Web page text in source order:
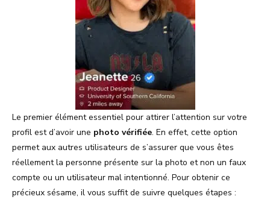
Le premier élément essentiel pour attirer l’attention sur votre
profil est d’avoir une photo vérifiée. En effet, cette option
permet aux autres utilisateurs de s’assurer que vous êtes
réellement la personne présente sur la photo et non un faux
compte ou un utilisateur mal intentionné. Pour obtenir ce
précieux sésame, il vous suffit de suivre quelques étapes :